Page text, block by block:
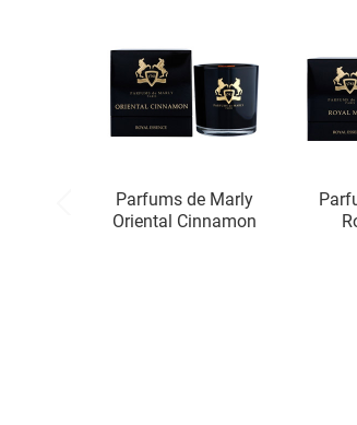
Parfums de Marly
Oriental Cinnamon